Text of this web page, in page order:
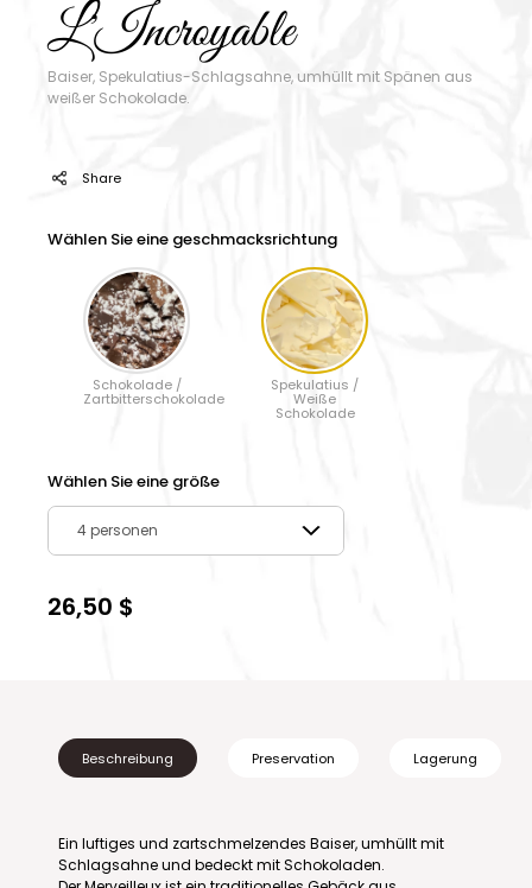
L'Incroyable
Baiser, Spekulatius-Schlagsahne, umhüllt mit Spänen aus
weißer Schokolade.
Share
Wählen Sie eine geschmacksrichtung
Schokolade /
Zartbitterschokolade
Spekulatius /
Weiße
Schokolade
Wählen Sie eine größe
4 personen
26,50 $
Beschreibung Preservation Lagerung
Ein luftiges und zartschmelzendes Baiser, umhüllt mit
Schlagsahne und bedeckt mit Schokoladen.